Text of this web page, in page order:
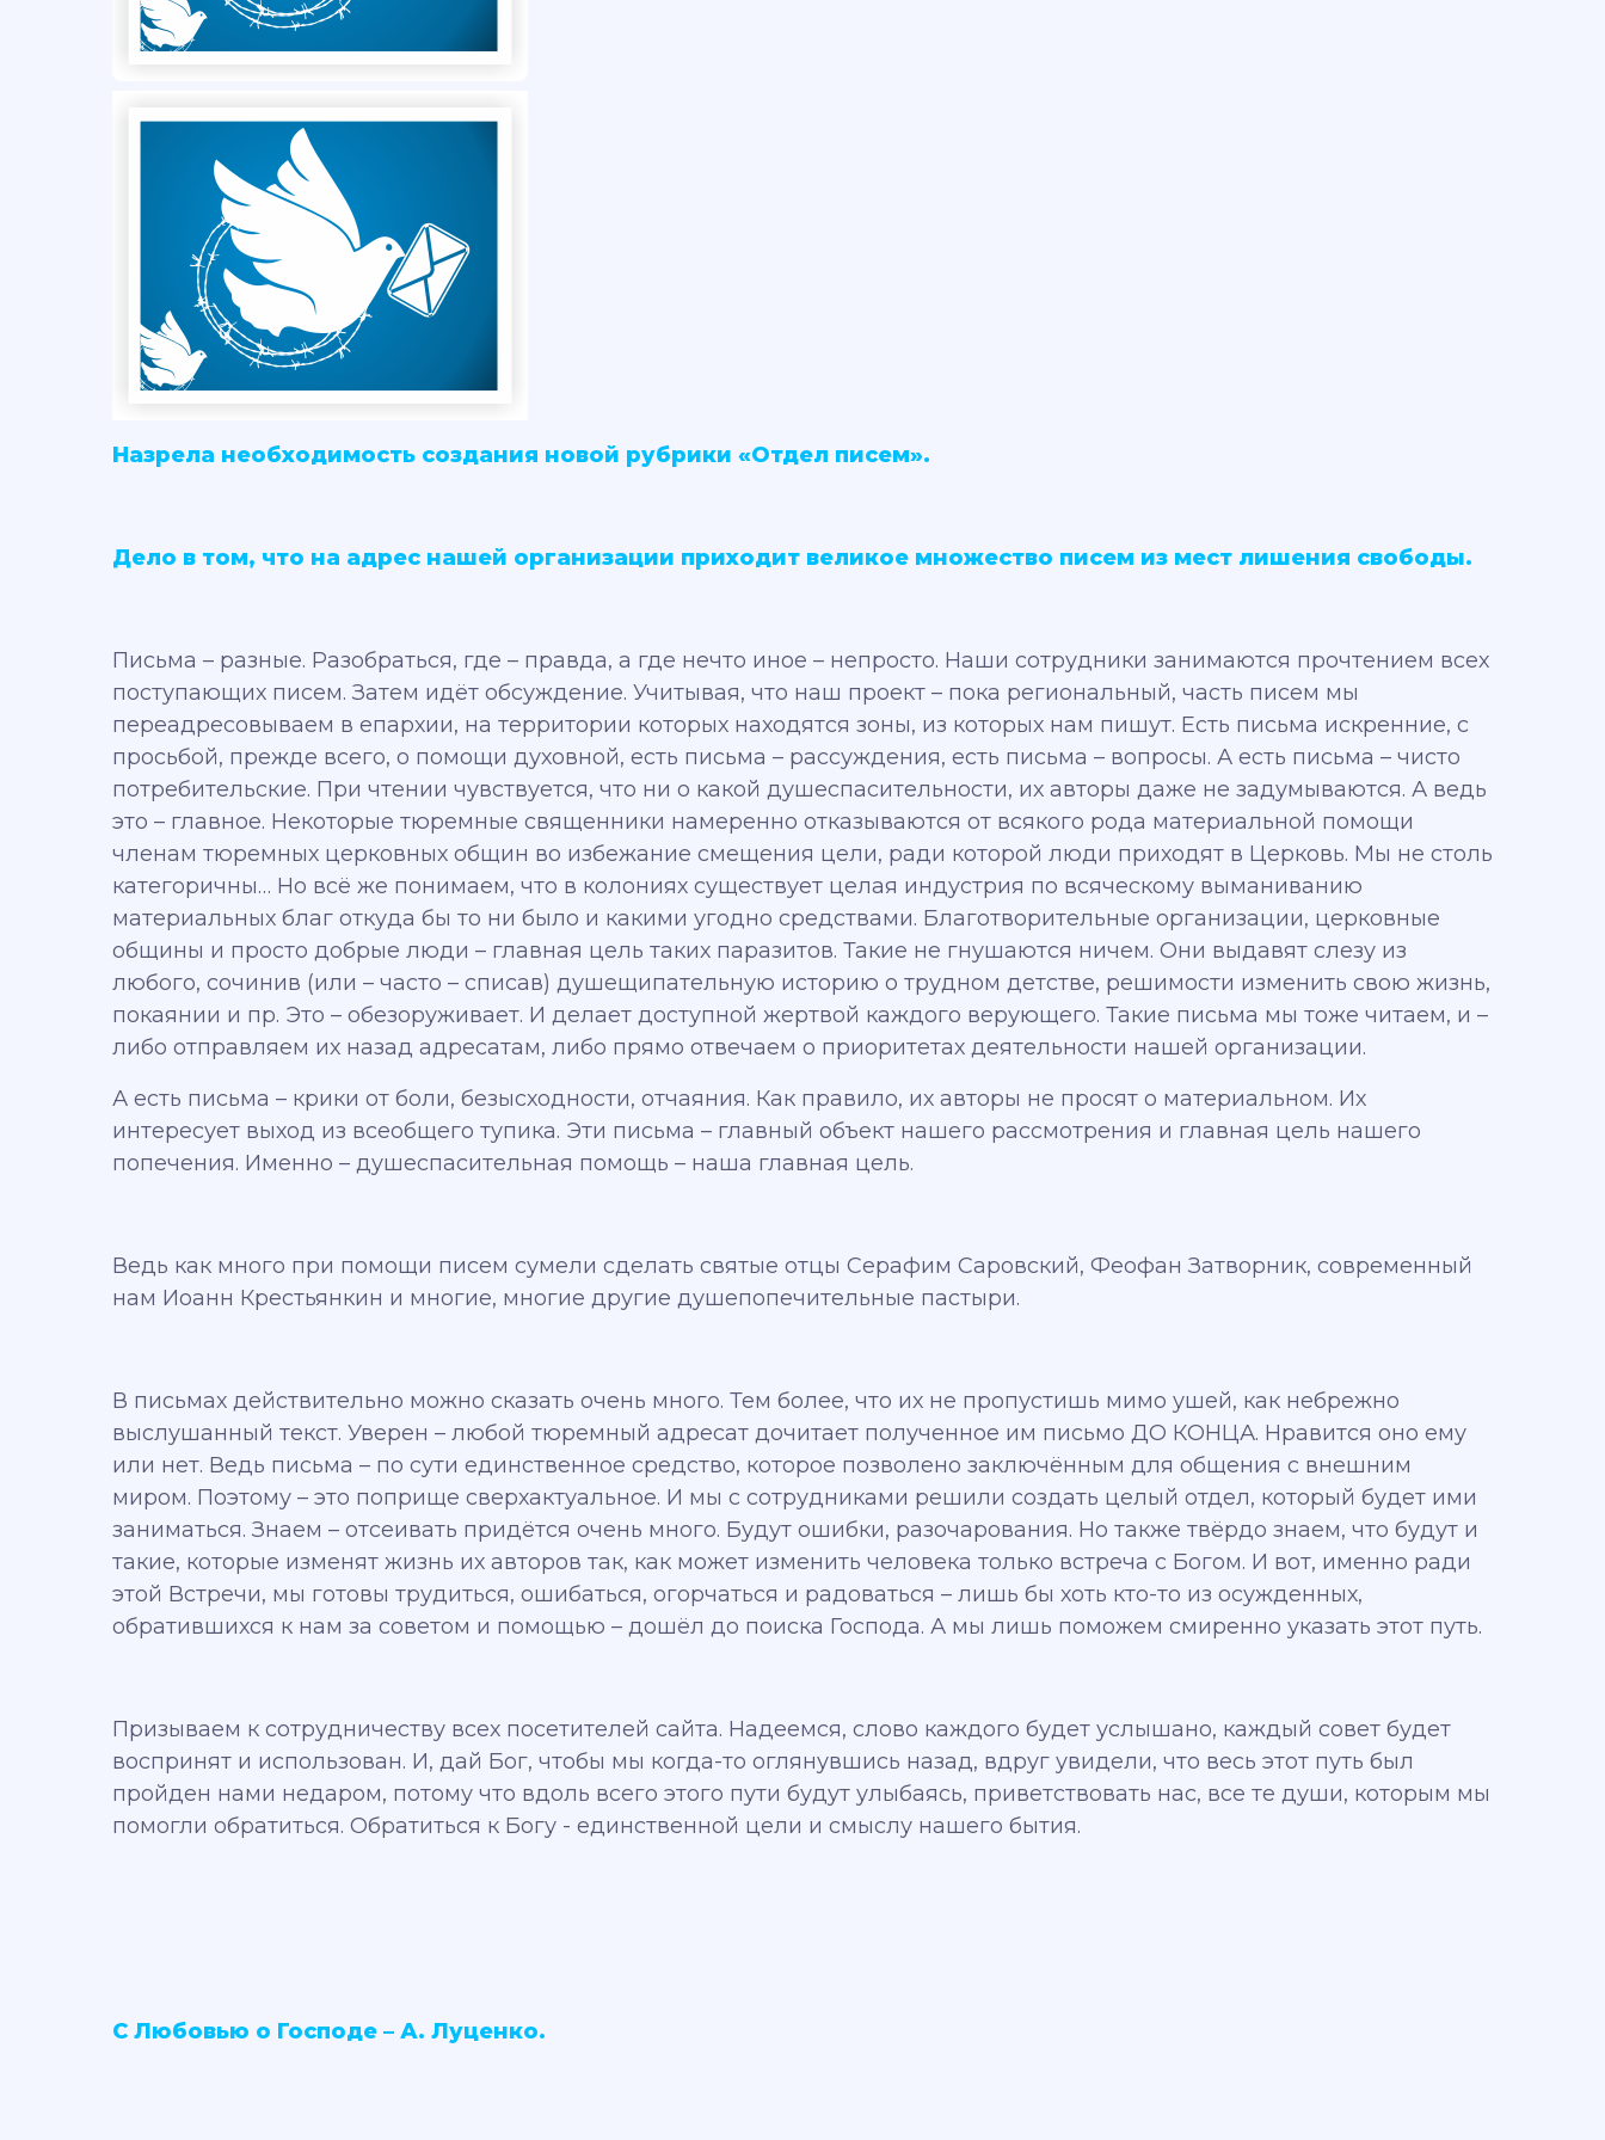
Назрела необходимость создания новой рубрики «Отдел писем».
Дело в том, что на адрес нашей организации приходит великое множество писем из мест лишения свободы.
Письма – разные. Разобраться, где – правда, а где нечто иное – непросто. Наши сотрудники занимаются прочтением всех
поступающих писем. Затем идёт обсуждение. Учитывая, что наш проект – пока региональный, часть писем мы
переадресовываем в епархии, на территории которых находятся зоны, из которых нам пишут. Есть письма искренние, с
просьбой, прежде всего, о помощи духовной, есть письма – рассуждения, есть письма – вопросы. А есть письма – чисто
потребительские. При чтении чувствуется, что ни о какой душеспасительности, их авторы даже не задумываются. А ведь
это – главное. Некоторые тюремные священники намеренно отказываются от всякого рода материальной помощи
членам тюремных церковных общин во избежание смещения цели, ради которой люди приходят в Церковь. Мы не столь
категоричны… Но всё же понимаем, что в колониях существует целая индустрия по всяческому выманиванию
материальных благ откуда бы то ни было и какими угодно средствами. Благотворительные организации, церковные
общины и просто добрые люди – главная цель таких паразитов. Такие не гнушаются ничем. Они выдавят слезу из
любого, сочинив (или – часто – списав) душещипательную историю о трудном детстве, решимости изменить свою жизнь,
покаянии и пр. Это – обезоруживает. И делает доступной жертвой каждого верующего. Такие письма мы тоже читаем, и –
либо отправляем их назад адресатам, либо прямо отвечаем о приоритетах деятельности нашей организации.
А есть письма – крики от боли, безысходности, отчаяния. Как правило, их авторы не просят о материальном. Их
интересует выход из всеобщего тупика. Эти письма – главный объект нашего рассмотрения и главная цель нашего
попечения. Именно – душеспасительная помощь – наша главная цель.
Ведь как много при помощи писем сумели сделать святые отцы Серафим Саровский, Феофан Затворник, современный
нам Иоанн Крестьянкин и многие, многие другие душепопечительные пастыри.
В письмах действительно можно сказать очень много. Тем более, что их не пропустишь мимо ушей, как небрежно
выслушанный текст. Уверен – любой тюремный адресат дочитает полученное им письмо ДО КОНЦА. Нравится оно ему
или нет. Ведь письма – по сути единственное средство, которое позволено заключённым для общения с внешним
миром. Поэтому – это поприще сверхактуальное. И мы с сотрудниками решили создать целый отдел, который будет ими
заниматься. Знаем – отсеивать придётся очень много. Будут ошибки, разочарования. Но также твёрдо знаем, что будут и
такие, которые изменят жизнь их авторов так, как может изменить человека только встреча с Богом. И вот, именно ради
этой Встречи, мы готовы трудиться, ошибаться, огорчаться и радоваться – лишь бы хоть кто-то из осужденных,
обратившихся к нам за советом и помощью – дошёл до поиска Господа. А мы лишь поможем смиренно указать этот путь.
Призываем к сотрудничеству всех посетителей сайта. Надеемся, слово каждого будет услышано, каждый совет будет
воспринят и использован. И, дай Бог, чтобы мы когда-то оглянувшись назад, вдруг увидели, что весь этот путь был
пройден нами недаром, потому что вдоль всего этого пути будут улыбаясь, приветствовать нас, все те души, которым мы
помогли обратиться. Обратиться к Богу - единственной цели и смыслу нашего бытия.
С Любовью о Господе – А. Луценко.